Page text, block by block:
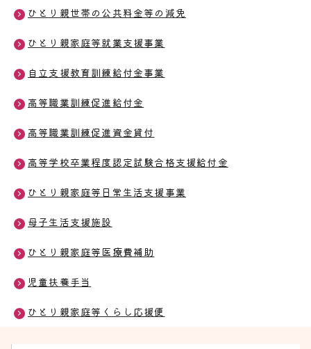
ひとり親世帯の公共料金等の減免
ひとり親家庭等就業支援事業
自立支援教育訓練給付金事業
高等職業訓練促進給付金
高等職業訓練促進資金貸付
高等学校卒業程度認定試験合格支援給付金
ひとり親家庭等日常生活支援事業
母子生活支援施設
ひとり親家庭等医療費補助
児童扶養手当
ひとり親家庭等くらし応援便